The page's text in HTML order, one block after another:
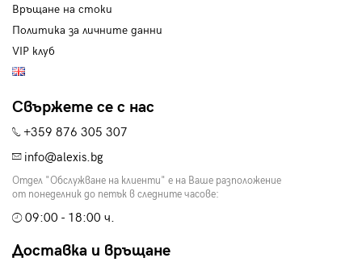
Връщане на стоки
Политика за личните данни
VIP клуб
Свържете се с нас
+359 876 305 307
info@alexis.bg
Отдел "Обслужване на клиенти" е на Ваше разположение
от понеделник до петък в следните часове:
09:00 - 18:00 ч.
Доставка и връщане